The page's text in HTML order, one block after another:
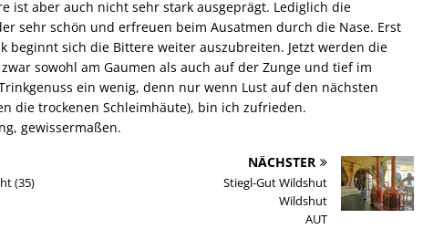
ist aber auch nicht sehr stark ausgeprägt. Lediglich die
sehr schön und erfreuen beim Ausatmen durch die Nase. Erst
beginnt sich die Bittere weiter auszubreiten. Jetzt werden die
sowohl am Gaumen als auch auf der Zunge und tief im
ein wenig, denn nur wenn Lust auf den nächsten
die trockenen Schleimhäute), bin ich zufrieden.
gewissermaßen.
(35)
NÄCHSTER
Stiegl-Gut Wildshut
Wildshut
AUT